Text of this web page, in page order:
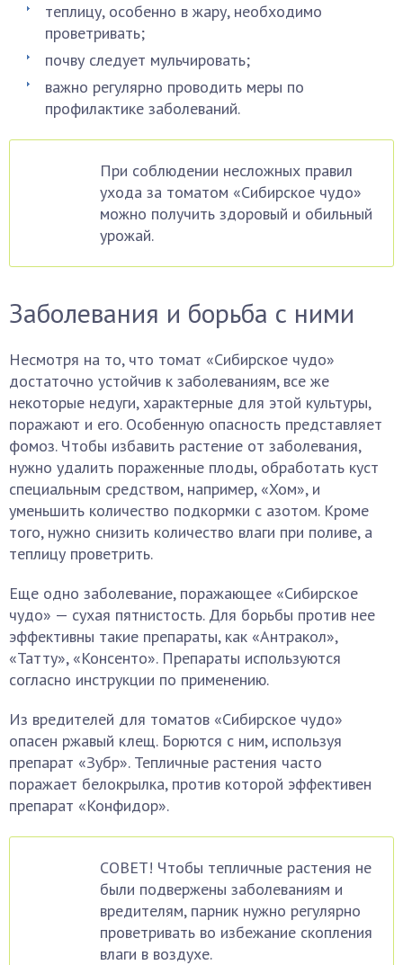
теплицу, особенно в жару, необходимо
проветривать;
почву следует мульчировать;
важно регулярно проводить меры по
профилактике заболеваний.
При соблюдении несложных правил
ухода за томатом «Сибирское чудо»
можно получить здоровый и обильный
урожай.
Заболевания и борьба с ними
Несмотря на то, что томат «Сибирское чудо»
достаточно устойчив к заболеваниям, все же
некоторые недуги, характерные для этой культуры,
поражают и его. Особенную опасность представляет
фомоз. Чтобы избавить растение от заболевания,
нужно удалить пораженные плоды, обработать куст
специальным средством, например, «Хом», и
уменьшить количество подкормки с азотом. Кроме
того, нужно снизить количество влаги при поливе, а
теплицу проветрить.
Еще одно заболевание, поражающее «Сибирское
чудо» — сухая пятнистость. Для борьбы против нее
эффективны такие препараты, как «Антракол»,
«Татту», «Консенто». Препараты используются
согласно инструкции по применению.
Из вредителей для томатов «Сибирское чудо»
опасен ржавый клещ. Борются с ним, используя
препарат «Зубр». Тепличные растения часто
поражает белокрылка, против которой эффективен
препарат «Конфидор».
СОВЕТ! Чтобы тепличные растения не
были подвержены заболеваниям и
вредителям, парник нужно регулярно
проветривать во избежание скопления
влаги в воздухе.